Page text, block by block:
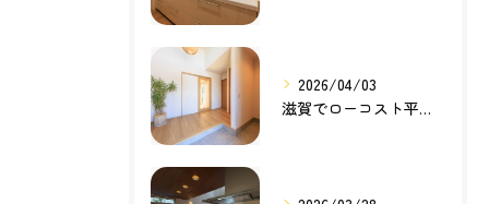
2026/04/03
滋賀でローコスト平屋を建てるなら？無理のない価格で理想の暮らしを叶える家づくり